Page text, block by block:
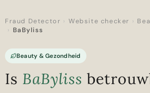
Fraud Detector › Website checker ›
› BaByliss
Beauty & Gezondheid
Is BaByliss